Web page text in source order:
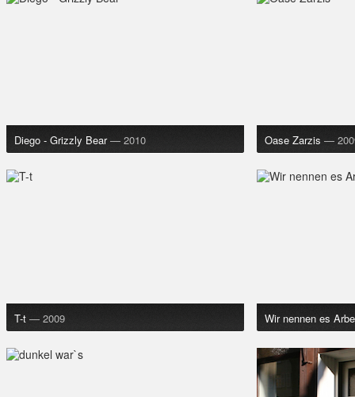
Diego - Grizzly Bear — 2010 Oase Zarzis —
T-t — 2009 Wir nennen es